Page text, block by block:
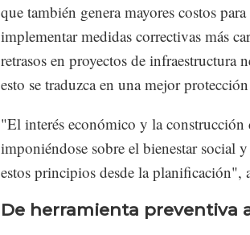
que también genera mayores costos
implementar medidas correctivas más
retrasos en proyectos de infraestructura
esto se traduzca en una mejor
"El interés económico y la construcción
imponiéndose sobre el bienestar social
estos principios desde la
De herramienta preventiva